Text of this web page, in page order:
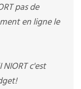
pas de
en ligne le
NIORT c'est